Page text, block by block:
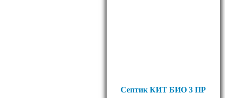
Септик КИТ БИО 3 ПР